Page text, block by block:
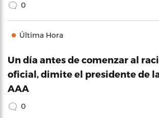
0
Última Hora
Un día antes de comenzar al
oficial, dimite el presidente de
AAA
0